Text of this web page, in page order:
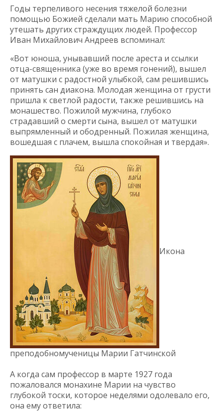
Годы терпеливого несения тяжелой болезни
помощью Божией сделали мать Марию способной
утешать других страждущих людей. Профессор
Иван Михайлович Андреев вспоминал:
«Вот юноша, унывавший после ареста и ссылки
отца-священника (уже во время гонений), вышел
от матушки с радостной улыбкой, сам решившись
принять сан диакона. Молодая женщина от грусти
пришла к светлой радости, также решившись на
монашество. Пожилой мужчина, глубоко
страдавший о смерти сына, вышел от матушки
выпрямленный и ободренный. Пожилая женщина,
вошедшая с плачем, вышла спокойная и твердая».
Икона
преподобномученицы Марии Гатчинской
А когда сам профессор в марте 1927 года
пожаловался монахине Марии на чувство
глубокой тоски, которое неделями одолевало его,
она ему ответила: